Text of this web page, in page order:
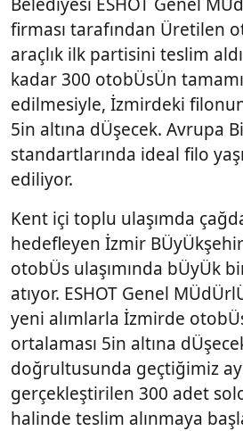
firması tarafından Üretilen
araçlık ilk partisini teslim
kadar 300 otobÜsÜn
edilmesiyle, İzmirdeki
5in altına dÜşecek. Avrupa
standartlarında ideal filo
ediliyor.
Kent içi toplu ulaşımda
hedefleyen İzmir
otobÜs ulaşımında bÜyÜk
atıyor. ESHOT Genel
yeni alımlarla İzmirde
ortalaması 5in altına
doğrultusunda geçtiğimiz
gerçekleştirilen 300 adet
halinde teslim alınmaya